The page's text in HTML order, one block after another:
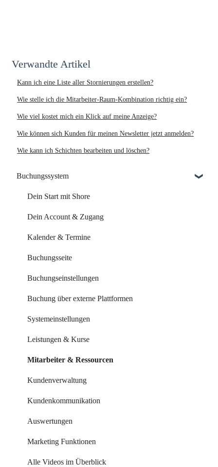
Verwandte Artikel
Kann ich eine Liste aller Stornierungen erstellen?
Wie stelle ich die Mitarbeiter-Raum-Kombination richtig ein?
Wie viel kostet mich ein Klick auf meine Anzeige?
Wie können sich Kunden für meinen Newsletter jetzt anmelden?
Wie kann ich Schichten bearbeiten und löschen?
Buchungssystem
Dein Start mit Shore
Dein Account & Zugang
Kalender & Termine
Buchungsseite
Buchungseinstellungen
Buchung über externe Plattformen
Systemeinstellungen
Leistungen & Kurse
Mitarbeiter & Ressourcen
Kundenverwaltung
Kundenkommunikation
Auswertungen
Marketing Funktionen
Alle Videos im Überblick